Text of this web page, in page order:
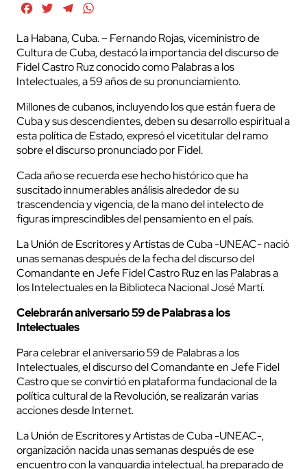
FacebookTwitterTelegram
La Habana, Cuba. – Fernando Rojas, viceministro de
Cultura de Cuba, destacó la importancia del discurso de
Fidel Castro Ruz conocido como Palabras a los
Intelectuales, a 59 años de su pronunciamiento.
Millones de cubanos, incluyendo los que están fuera de
Cuba y sus descendientes, deben su desarrollo espiritual a
esta política de Estado, expresó el vicetitular del ramo
sobre el discurso pronunciado por Fidel.
Cada año se recuerda ese hecho histórico que ha
suscitado innumerables análisis alrededor de su
trascendencia y vigencia, de la mano del intelecto de
figuras imprescindibles del pensamiento en el país.
La Unión de Escritores y Artistas de Cuba -UNEAC- nació
unas semanas después de la fecha del discurso del
Comandante en Jefe Fidel Castro Ruz en las Palabras a
los Intelectuales en la Biblioteca Nacional José Martí.
Celebrarán aniversario 59 de Palabras a los
Intelectuales
Para celebrar el aniversario 59 de Palabras a los
Intelectuales, el discurso del Comandante en Jefe Fidel
Castro que se convirtió en plataforma fundacional de la
política cultural de la Revolución, se realizarán varias
acciones desde Internet.
La Unión de Escritores y Artistas de Cuba -UNEAC-,
organización nacida unas semanas después de ese
encuentro con la vanguardia intelectual, ha preparado de